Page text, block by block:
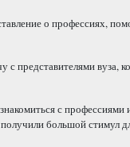
о профессиях,
представителями
с
большой стимул